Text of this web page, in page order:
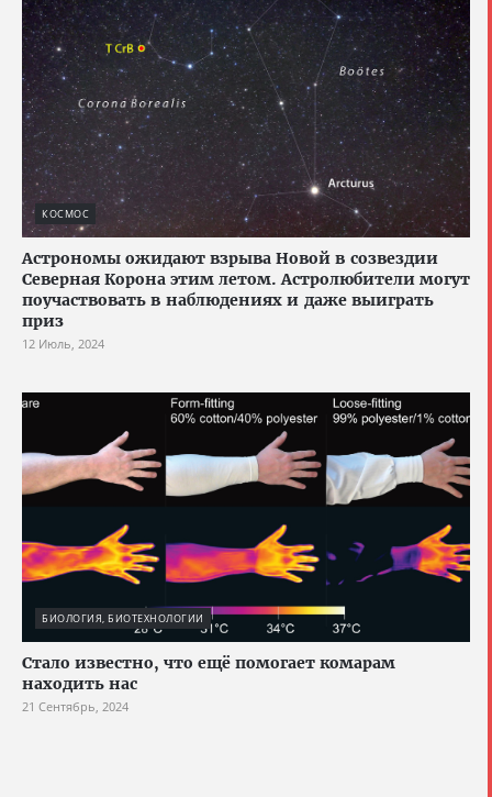
КОСМОС
Астрономы ожидают взрыва Новой в созвездии
Северная Корона этим летом. Астролюбители могут
поучаствовать в наблюдениях и даже выиграть
приз
12 Июль, 2024
БИОЛОГИЯ, БИОТЕХНОЛОГИИ
Стало известно, что ещё помогает комарам
находить нас
21 Сентябрь, 2024